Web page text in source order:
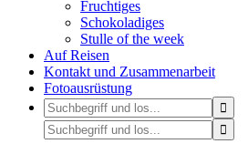
Fruchtiges
Schokoladiges
Stulle of the week
Auf Reisen
Kontakt und Zusammenarbeit
Fotoausrüstung